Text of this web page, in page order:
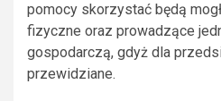
pomocy skorzystać będą
fizyczne oraz prowadzące
gospodarczą, gdyż dla
przewidziane.